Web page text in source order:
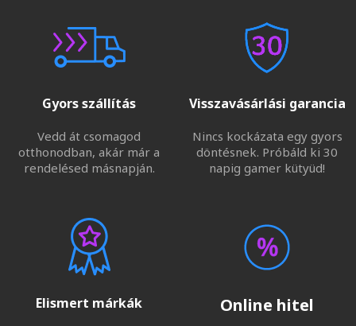
Gyors szállítás
Vedd át csomagod
otthonodban, akár már a
rendelésed másnapján.
Visszavásárlási garancia
Nincs kockázata egy gyors
döntésnek. Próbáld ki 30
napig gamer kütyüd!
Elismert márkák Online hitel